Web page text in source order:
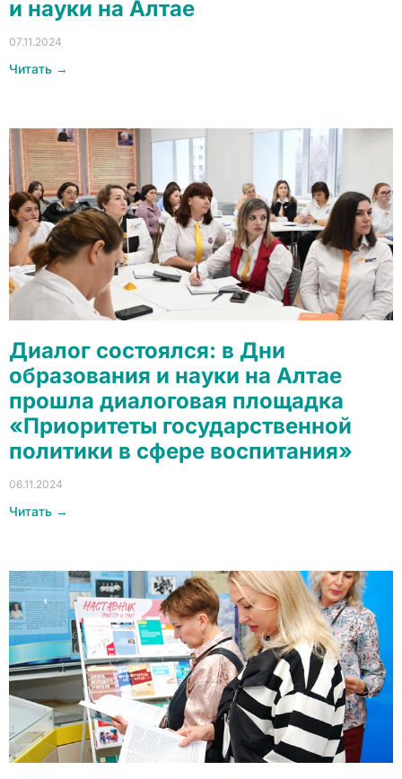
и науки на Алтае
07.11.2024
Читать →
Диалог состоялся: в Дни
образования и науки на Алтае
прошла диалоговая площадка
«Приоритеты государственной
политики в сфере воспитания»
06.11.2024
Читать →